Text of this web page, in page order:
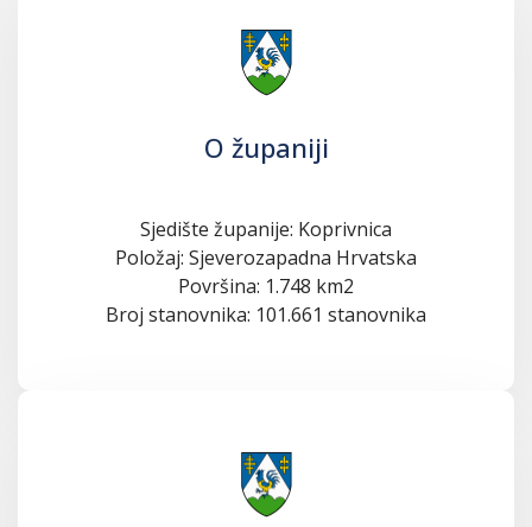
O županiji
Sjedište županije: Koprivnica
Položaj: Sjeverozapadna Hrvatska
Površina: 1.748 km2
Broj stanovnika: 101.661 stanovnika